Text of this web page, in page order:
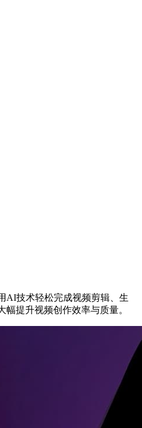
AI技术轻松完成视频剪辑、生
幅提升视频创作效率与质量。